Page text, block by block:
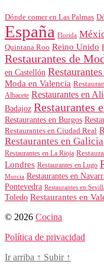
Dónde comer en Las Palmas
España Florida
Quintana Roo Reino Unido
Restaurantes de
en Castellón
Moda en Valencia
Albacete Restaurantes en
Badajoz Restaurantes
Restaurantes en Burgos
Restaurantes en Ciudad Real
Restaurantes en Galicia
Restaurantes en La Rioja
Londres Restaurantes en Lugo
Murcia Restaurantes en
Pontevedra Restaurantes en
Toledo Restaurantes en
© 2026 Cocina
Política de privacidad
Ir arriba ↑ Subir ↑